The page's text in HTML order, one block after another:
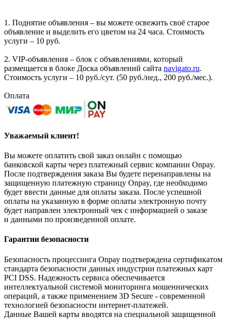
1. Поднятие объявления – вы можете освежить своё старое
объявление и выделить его цветом на 24 часа. Стоимость
услуги – 10 руб.
2. VIP-объявления – блок с объявлениями, который
размещается в блоке Доска объявлений сайта navigato.ru.
Стоимость услуги – 10 руб./сут. (50 руб./нед., 200 руб./мес.).
Оплата
Уважаемый клиент!
Вы можете оплатить свой заказ онлайн с помощью
банковской карты через платежный сервис компании Onpay.
После подтверждения заказа Вы будете перенаправлены на
защищенную платежную страницу Onpay, где необходимо
будет ввести данные для оплаты заказа. После успешной
оплаты на указанную в форме оплаты электронную почту
будет направлен электронный чек с информацией о заказе
и данными по произведенной оплате.
Гарантии безопасности
Безопасность процессинга Onpay подтверждена сертификатом
стандарта безопасности данных индустрии платежных карт
PCI DSS. Надежность сервиса обеспечивается
интеллектуальной системой мониторинга мошеннических
операций, а также применением 3D Secure - современной
технологией безопасности интернет-платежей.
Данные Вашей карты вводятся на специальной защищенной